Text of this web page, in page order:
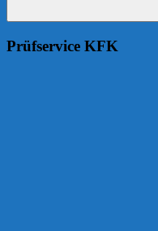
Prüfservice KFK